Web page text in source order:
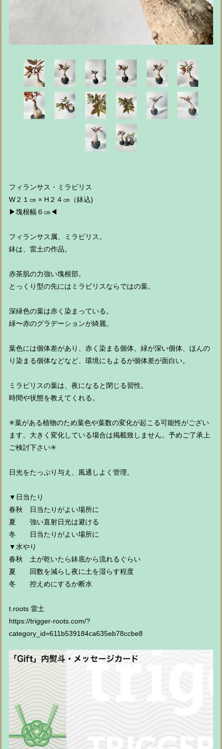
フィランサス・ミラビリス
W２１㎝ × H２４㎝（鉢込)
▶︎塊根幅６㎝◀︎
フィランサス属、ミラビリス。
鉢は、雷土の作品。
赤茶肌の力強い塊根部。
とっくり型の先にはミラビリスならではの葉。
深緑色の葉は赤く染まっている。
緑〜赤のグラデーションが綺麗。
葉色には個体差があり、赤く染まる個体、緑が深い個体、ほんの
り染まる個体などなど、環境にもよるが個体差が面白い。
ミラビリスの葉は、夜になると閉じる習性。
時間や状態を教えてくれる。
✳︎葉がある植物のため葉色や葉数の変化が起こる可能性がござい
ます。大きく変化している場合は掲載致しません。予めご了承上
ご検討下さい✳︎
日光をたっぷり与え、風通しよく管理。
▼日当たり
春秋 日当たりがよい場所に
夏 強い直射日光は避ける
冬 日当たりがよい場所に
▼水やり
春秋 土が乾いたら鉢底から流れるぐらい
夏 回数を減らし夜に土を湿らす程度
冬 控えめにするか断水
t.roots 雷土
https://trigger-roots.com/?
category_id=611b539184ca635eb78ccbe8